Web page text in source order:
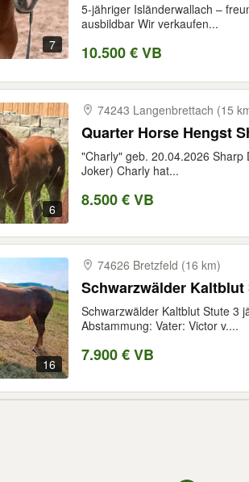
7
5-jähriger Isländerwallach –
ausbildbar Wir verkaufen...
10.500 € VB
6
74243 Langenbrettach (15
Quarter Horse Hengst
"Charly" geb. 20.04.2026 Sharp
Joker) Charly hat...
8.500 € VB
16
74626 Bretzfeld (16 km)
Schwarzwälder Kaltblut
Schwarzwälder Kaltblut Stute 3
Abstammung: Vater: Victor v....
7.900 € VB